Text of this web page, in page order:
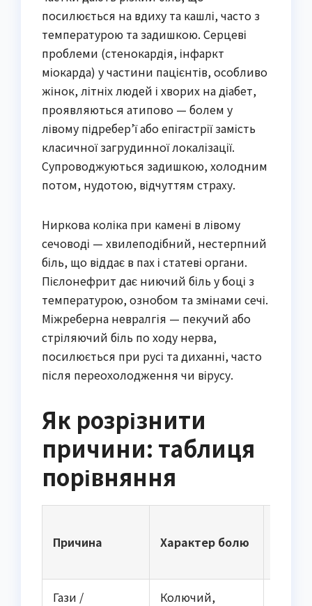
посилюється на вдиху та кашлі, часто з
температурою та задишкою. Серцеві
проблеми (стенокардія, інфаркт
міокарда) у частини пацієнтів, особливо
жінок, літніх людей і хворих на діабет,
проявляються атипово — болем у
лівому підребер’ї або епігастрії замість
класичної загрудинної локалізації.
Супроводжуються задишкою, холодним
потом, нудотою, відчуттям страху.
Ниркова коліка при камені в лівому
сечоводі — хвилеподібний, нестерпний
біль, що віддає в пах і статеві органи.
Пієлонефрит дає ниючий біль у боці з
температурою, ознобом та змінами сечі.
Міжреберна невралгія — пекучий або
стріляючий біль по ходу нерва,
посилюється при русі та диханні, часто
після переохолодження чи вірусу.
Як розрізнити
причини: таблиця
порівняння
Причина Характер болю
Гази /
Колючий,